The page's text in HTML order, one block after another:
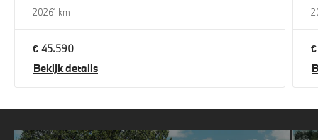
20261 km
€ 45.590
Bekijk details